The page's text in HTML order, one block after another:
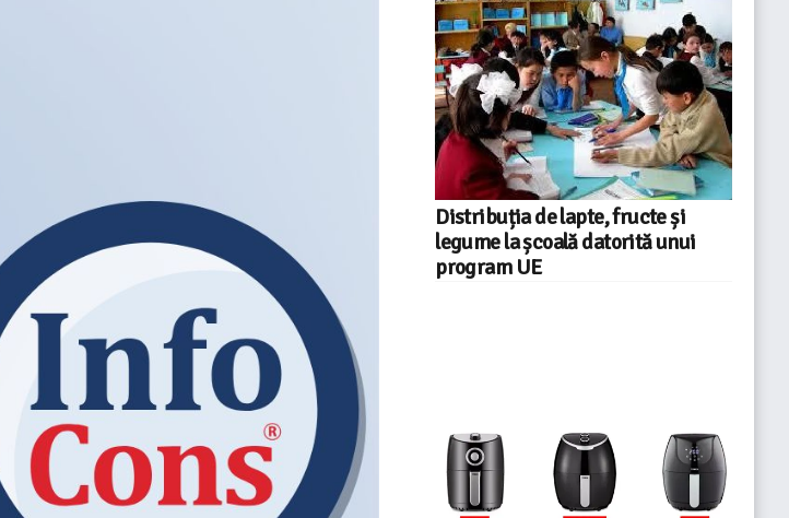
Distribuția de lapte, fructe și
legume la școală datorită unui
program UE